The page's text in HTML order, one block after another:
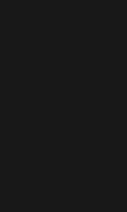
S26Ultra]